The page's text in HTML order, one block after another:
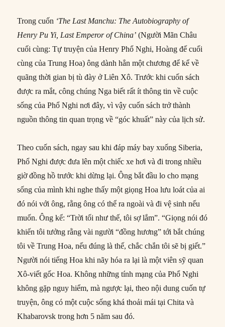
Trong cuốn ‘The Last Manchu: The Autobiography of
Henry Pu Yi, Last Emperor of China’ (Người Mãn Châu
cuối cùng: Tự truyện của Henry Phổ Nghi, Hoàng đế cuối
cùng của Trung Hoa) ông dành hẳn một chương để kể về
quãng thời gian bị tù đày ở Liên Xô. Trước khi cuốn sách
được ra mắt, công chúng Nga biết rất ít thông tin về cuộc
sống của Phổ Nghi nơi đây, vì vậy cuốn sách trở thành
nguồn thông tin quan trọng về “góc khuất” này của lịch sử.
Theo cuốn sách, ngay sau khi đáp máy bay xuống Siberia,
Phổ Nghi được đưa lên một chiếc xe hơi và đi trong nhiều
giờ đồng hồ trước khi dừng lại. Ông bắt đầu lo cho mạng
sống của mình khi nghe thấy một giọng Hoa lưu loát của ai
đó nói với ông, rằng ông có thể ra ngoài và đi vệ sinh nếu
muốn. Ông kể: “Trời tối như thế, tôi sợ lắm”. “Giọng nói đó
khiến tôi tưởng rằng vài người “đồng hương” tới bắt chúng
tôi về Trung Hoa, nếu đúng là thế, chắc chắn tôi sẽ bị giết.”
Người nói tiếng Hoa khi nãy hóa ra lại là một viên sỹ quan
Xô-viết gốc Hoa. Không những tính mạng của Phổ Nghi
không gặp nguy hiểm, mà ngược lại, theo nội dung cuốn tự
truyện, ông có một cuộc sống khá thoải mái tại Chita và
Khabarovsk trong hơn 5 năm sau đó.